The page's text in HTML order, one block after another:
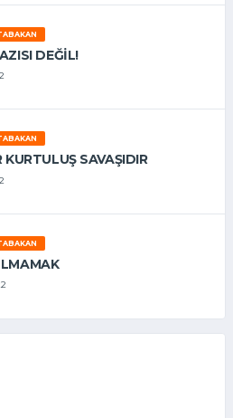
DEĞİL!
KURTULUŞ SAVAŞIDIR